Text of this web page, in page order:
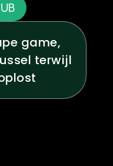
game,
terwijl